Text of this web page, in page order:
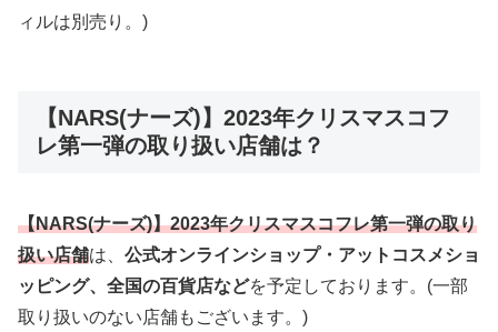
ィルは別売り。)
【NARS(ナーズ)】2023年クリスマスコフ
レ第一弾の取り扱い店舗は？
【NARS(ナーズ)】2023年クリスマスコフレ第一弾の取り
扱い店舗は、 公式オンラインショップ・アットコスメショ
ッピング、全国の百貨店などを予定しております。(一部
取り扱いのない店舗もございます。)